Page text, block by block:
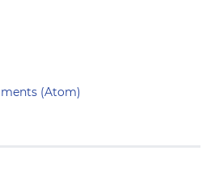
(Atom)